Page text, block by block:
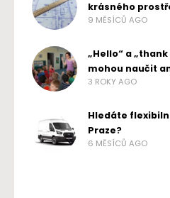
krásného
9 MĚSÍCŮ AGO
„Hello“ a
mohou naučit
3 ROKY AGO
Hledáte
Praze?
6 MĚSÍCŮ AGO